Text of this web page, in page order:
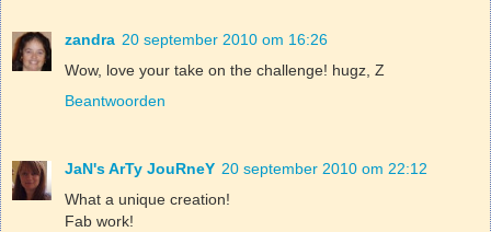
zandra 20 september 2010 om 16:26
Wow, love your take on the challenge! hugz, Z
Beantwoorden
JaN's ArTy JouRneY 20 september 2010 om 22:12
What a unique creation!
Fab work!